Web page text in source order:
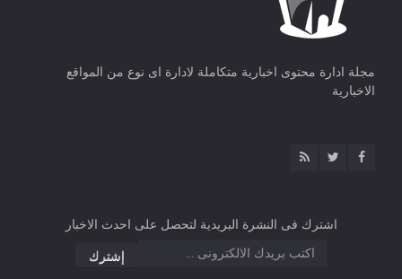
مجلة ادارة محتوى اخبارية متكاملة لادارة اى نوع من المواقع
الاخبارية
اشترك فى النشرة البريدية لتحصل على احدث الاخبار